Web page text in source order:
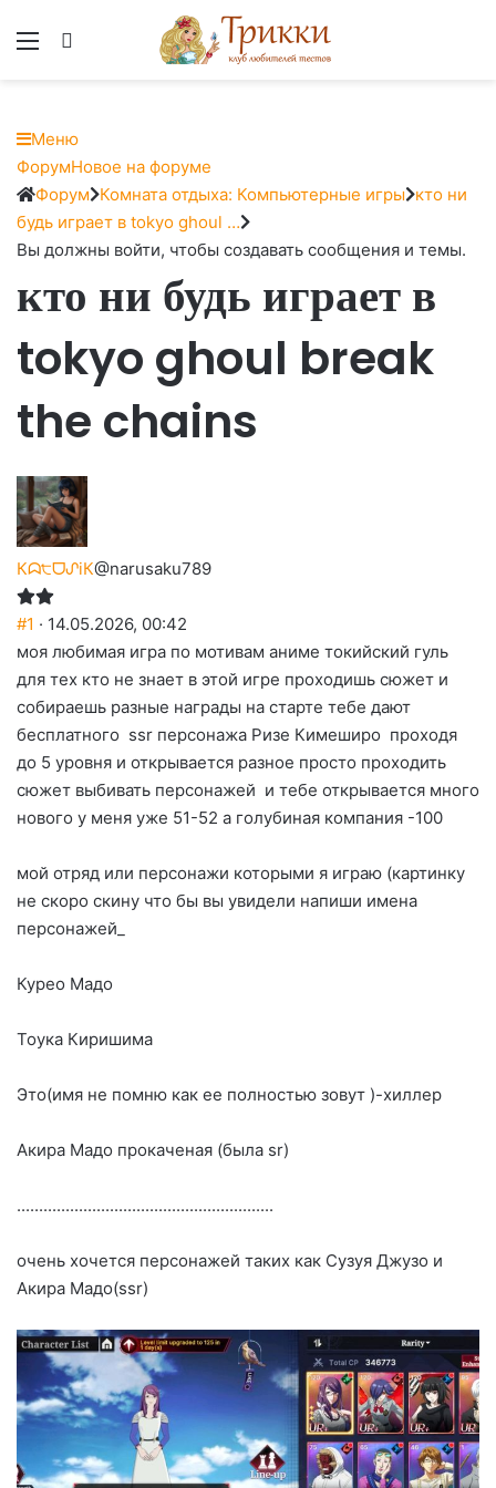
Меню
Меню
Навигация
Форума
ФорумНовое на форуме
Форум
breadcrumbs
-
здесь:
Форум Комната отдыха: Компьютерные игры кто ни
будь играет в tokyo ghoul …
Вы должны войти, чтобы создавать сообщения и темы.
кто ни будь играет в
tokyo ghoul break
the chains
Кᗣ੮ᗜᔑiК@narusaku789
#1 · 14.05.2026, 00:42
моя любимая игра по мотивам аниме токийский гуль
для тех кто не знает в этой игре проходишь сюжет и
собираешь разные награды на старте тебе дают
бесплатного ssr персонажа Ризе Кимеширо проходя
до 5 уровня и открывается разное просто проходить
сюжет выбивать персонажей и тебе открывается много
нового у меня уже 51-52 а голубиная компания -100
мой отряд или персонажи которыми я играю (картинку
не скоро скину что бы вы увидели напиши имена
персонажей_
Курео Мадо
Тоука Киришима
Это(имя не помню как ее полностью зовут )-хиллер
Акира Мадо прокаченая (была sr)
..........................................................
очень хочется персонажей таких как Сузуя Джузо и
Акира Мадо(ssr)